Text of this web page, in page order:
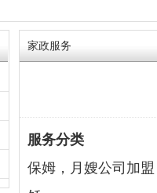
家政服务
服务分类
保姆，月嫂公司加